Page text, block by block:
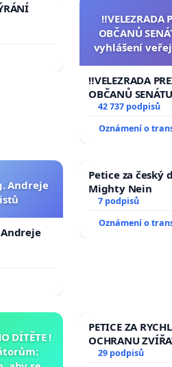
‼️VELEZRADA
OBČANŮ
vyhlášení
na přijetí
žaloby na
‼️VELEZRADA
OBČANŮ
vyhlášení
na přijetí
42 737 podpisů
Oznámení o
Andreje
Petice za český
Mighty Nein
7 podpisů
Oznámení o
DÍTĚTE !
PETICE ZA
OCHRANU
29 podpisů